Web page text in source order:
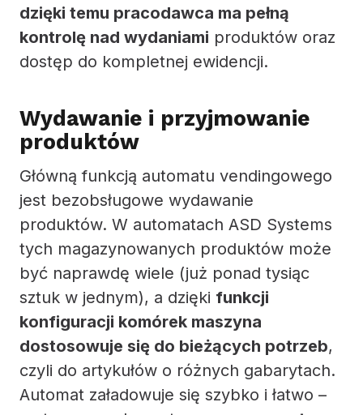
dzięki temu pracodawca ma pełną
kontrolę nad wydaniami produktów oraz
dostęp do kompletnej ewidencji.
Wydawanie i przyjmowanie
produktów
Główną funkcją automatu vendingowego
jest bezobsługowe wydawanie
produktów. W automatach ASD Systems
tych magazynowanych produktów może
być naprawdę wiele (już ponad tysiąc
sztuk w jednym), a dzięki funkcji
konfiguracji komórek maszyna
dostosowuje się do bieżących potrzeb,
czyli do artykułów o różnych gabarytach.
Automat załadowuje się szybko i łatwo –